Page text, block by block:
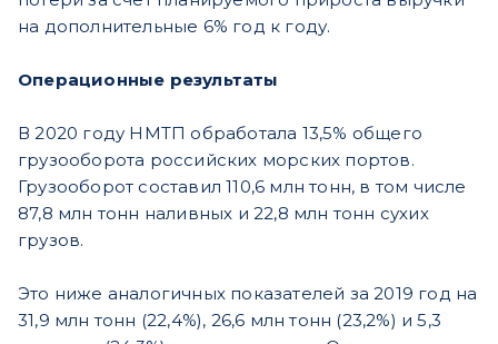
на дополнительные 6% год к году.
Операционные результаты
В 2020 году НМТП обработала 13,5% общего
грузооборота российских морских портов.
Грузооборот составил 110,6 млн тонн, в том числе
87,8 млн тонн наливных и 22,8 млн тонн сухих
грузов.
Это ниже аналогичных показателей за 2019 год на
31,9 млн тонн (22,4%), 26,6 млн тонн (23,2%) и 5,3